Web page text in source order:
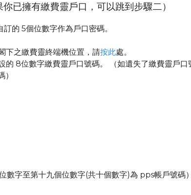
已擁有繳費靈戶口，可以跳到步驟二）
的 5個位數字作為戶口密碼。
下之繳費靈終端機位置，請按此處。
的 8位數字繳費靈戶口號碼。 （如遺失了繳費靈戶
）
數字至第十九個位數字(共十個數字)為 pps帳戶號碼